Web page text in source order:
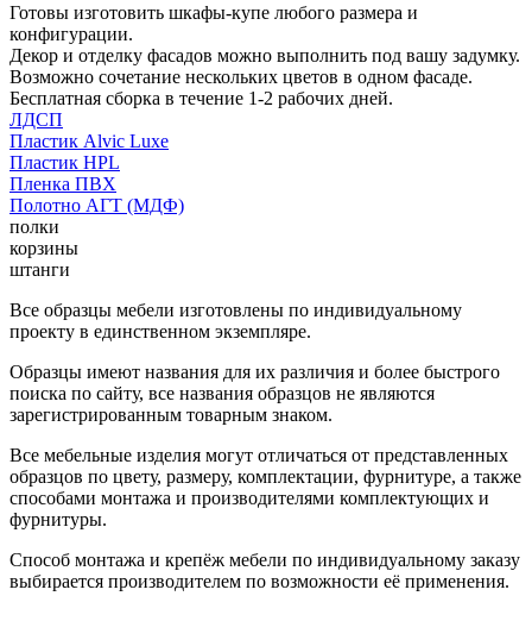
Готовы изготовить шкафы-купе любого размера и
конфигурации.
Декор и отделку фасадов можно выполнить под вашу задумку.
Возможно сочетание нескольких цветов в одном фасаде.
Бесплатная сборка в течение 1-2 рабочих дней.
ЛДСП
Пластик Alvic Luxe
Пластик HPL
Пленка ПВХ
Полотно АГТ (МДФ)
полки
корзины
штанги
Все образцы мебели изготовлены по индивидуальному
проекту в единственном экземпляре.
Образцы имеют названия для их различия и более быстрого
поиска по сайту, все названия образцов не являются
зарегистрированным товарным знаком.
Все мебельные изделия могут отличаться от представленных
образцов по цвету, размеру, комплектации, фурнитуре, а также
способами монтажа и производителями комплектующих и
фурнитуры.
Способ монтажа и крепёж мебели по индивидуальному заказу
выбирается производителем по возможности её применения.